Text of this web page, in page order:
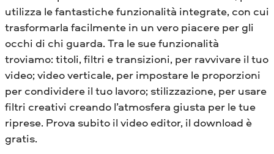
utilizza le fantastiche funzionalità integrate, con cui
trasformarla facilmente in un vero piacere per gli
occhi di chi guarda. Tra le sue funzionalità
troviamo: titoli, filtri e transizioni, per ravvivare il tuo
video; video verticale, per impostare le proporzioni
per condividere il tuo lavoro; stilizzazione, per usare
filtri creativi creando l’atmosfera giusta per le tue
riprese. Prova subito il video editor, il download è
gratis.